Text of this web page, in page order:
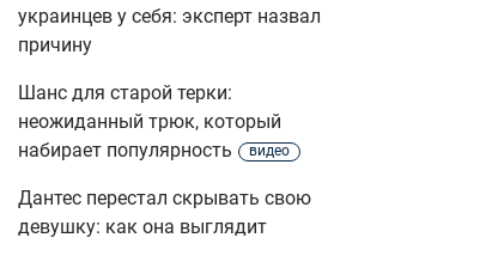
украинцев у себя: эксперт назвал
причину
Шанс для старой терки:
неожиданный трюк, который
набирает популярность
видео
Дантес перестал скрывать свою
девушку: как она выглядит